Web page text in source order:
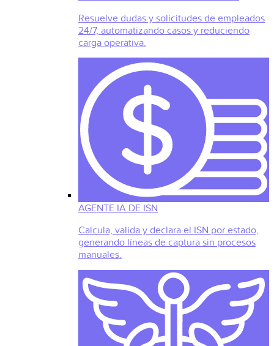
Resuelve dudas y solicitudes de empleados
24/7, automatizando casos y reduciendo
carga operativa.
AGENTE IA DE ISN
Calcula, valida y declara el ISN por estado,
generando líneas de captura sin procesos
manuales.